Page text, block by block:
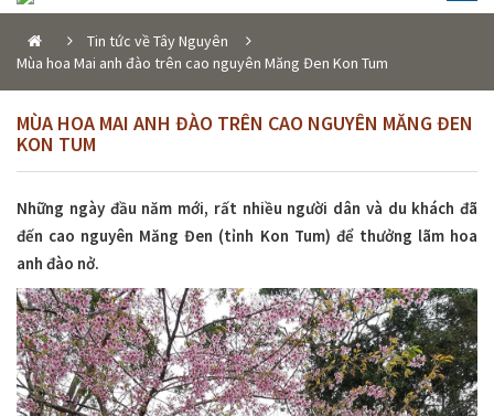
Tin tức về Tây Nguyên
Mùa hoa Mai anh đào trên cao nguyên Măng Đen Kon Tum
MÙA HOA MAI ANH ĐÀO TRÊN CAO NGUYÊN MĂNG ĐEN
KON TUM
Những ngày đầu năm mới, rất nhiều người dân và du khách đã
đến cao nguyên Măng Đen (tỉnh Kon Tum) để thưởng lãm hoa
anh đào nở.